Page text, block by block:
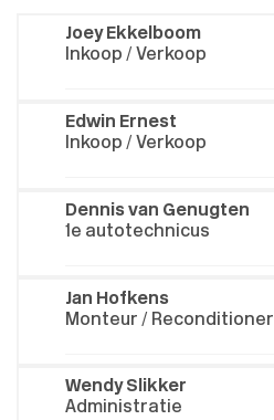
Joey Ekkelboom
Inkoop / Verkoop
Edwin Ernest
Inkoop / Verkoop
Dennis van Genugten
1e autotechnicus
Jan Hofkens
Monteur / Reconditioner
Wendy Slikker
Administratie